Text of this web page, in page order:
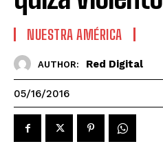
NUESTRA AMÉRICA
AUTHOR: Red Digital
05/16/2016